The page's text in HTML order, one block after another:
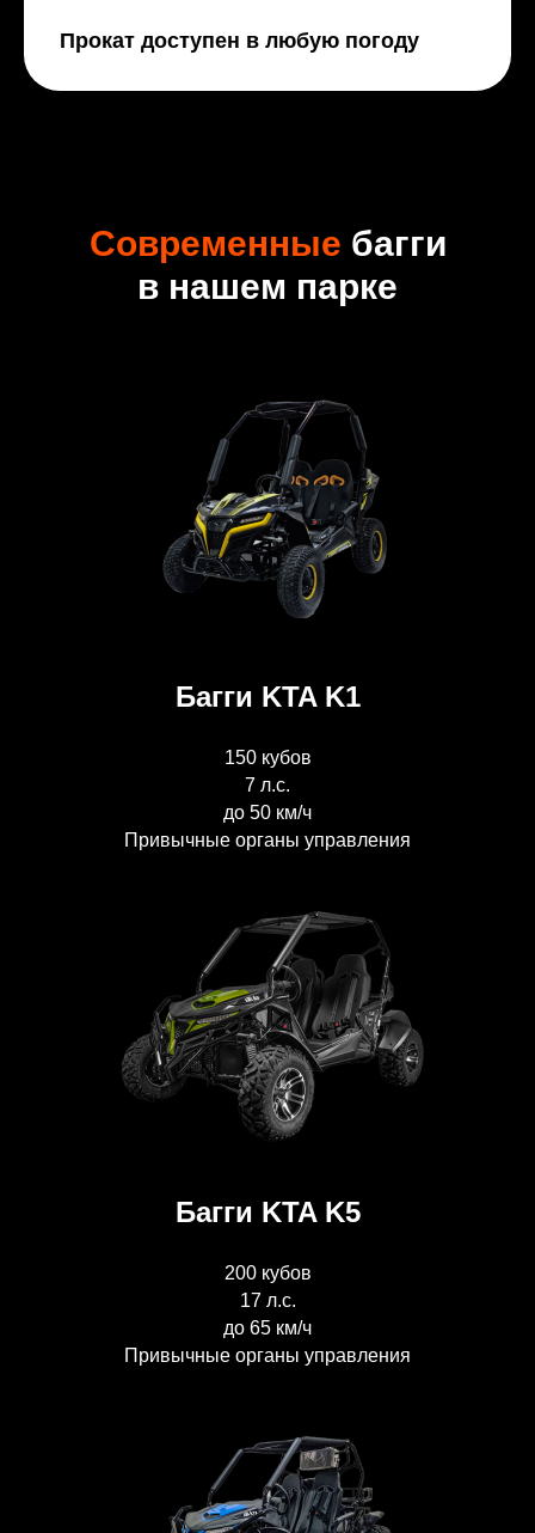
Прокат доступен в любую погоду
Современные багги
в нашем парке
Багги KTA K1
150 кубов
7 л.с.
до 50 км/ч
Привычные органы управления
Багги KTA K5
200 кубов
17 л.с.
до 65 км/ч
Привычные органы управления